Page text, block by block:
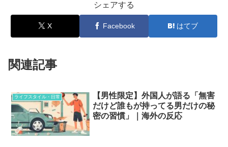
シェアする
X Facebook はてブ
関連記事
ライフスタイル・日常
【男性限定】外国人が語る「無害
だけど誰もが持ってる男だけの秘
密の習慣」｜海外の反応